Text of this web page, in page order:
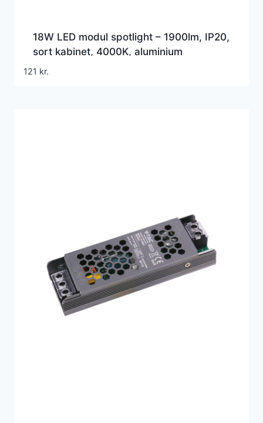
18W LED modul spotlight – 1900lm, IP20,
sort kabinet, 4000K, aluminium
121 kr.